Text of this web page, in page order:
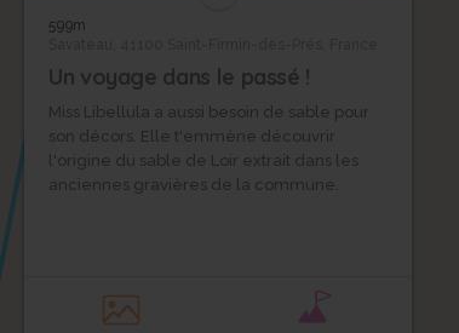
599m
Un voyage dans le passé !
Miss Libellula a aussi besoin de sable pour
son décors. Elle t'emmène découvrir
l'origine du sable de Loir extrait dans les
anciennes gravières de la commune.